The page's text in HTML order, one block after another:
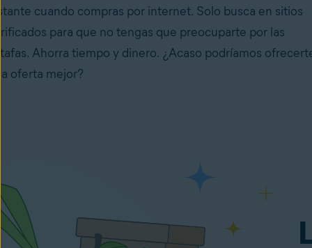
cuando compras por internet. Solo busca en sitios
para que no tengas que preocuparte por las
Ahorra tiempo y dinero. ¿Acaso podríamos
oferta mejor?